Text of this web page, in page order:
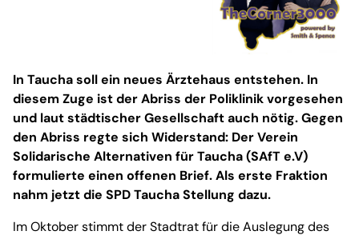
In Taucha soll ein neues Ärztehaus entstehen. In
diesem Zuge ist der Abriss der Poliklinik vorgesehen
und laut städtischer Gesellschaft auch nötig. Gegen
den Abriss regte sich Widerstand: Der Verein
Solidarische Alternativen für Taucha (SAfT e.V)
formulierte einen offenen Brief. Als erste Fraktion
nahm jetzt die SPD Taucha Stellung dazu.
Im Oktober stimmt der Stadtrat für die Auslegung des